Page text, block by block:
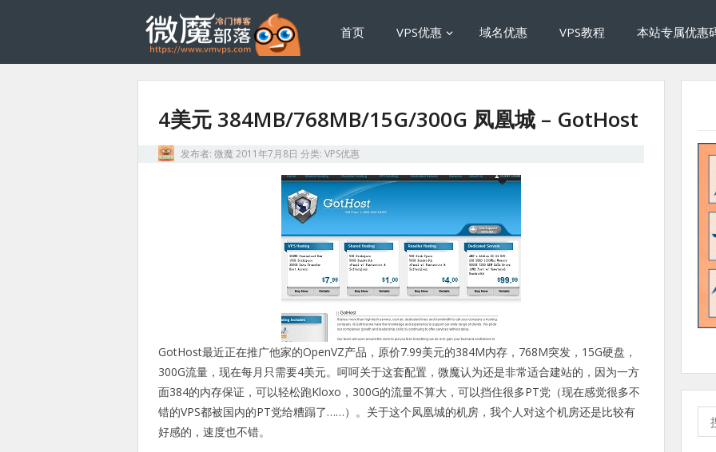
首页 VPS优惠 域名优惠 VPS教程 本站专属优惠
4美元 384MB/768MB/15G/300G 凤凰城 – GotHost
发布者: 微魔 2011年7月8日 分类: VPS优惠
GotHost最近正在推广他家的OpenVZ产品，原价7.99美元的384M内存，768M突发，15G硬盘，
300G流量，现在每月只需要4美元。呵呵关于这套配置，微魔认为还是非常适合建站的，因为一方
面384的内存保证，可以轻松跑Kloxo，300G的流量不算大，可以挡住很多PT党（现在感觉很多不
错的VPS都被国内的PT党给糟蹋了……）。关于这个凤凰城的机房，我个人对这个机房还是比较有
好感的，速度也不错。